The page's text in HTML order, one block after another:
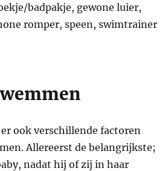
badpakje, gewone luier,
romper, speen, swimtrainer
ook verschillende factoren
Allereerst de belangrijkste;
nadat hij of zij in haar